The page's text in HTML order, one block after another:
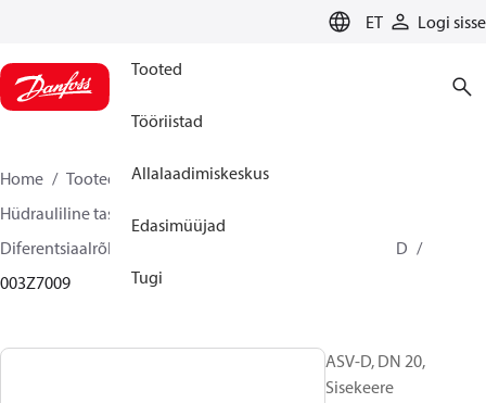
ET Logi sisse
Tooted
Tööriistad
Allalaadimiskeskus
Edasimüüjad
Tugi
Home Tooted
Climate Solutions for heating
Hüdrauliline tasakaalustamine ja reguleerimine
Diferentsiaalrõhuregulaator
ASV-D
003Z7009
ASV-D, DN 20,
Sisekeere